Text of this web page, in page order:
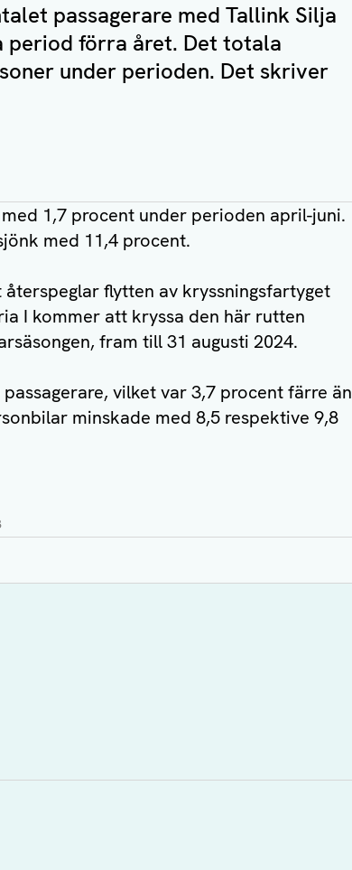
passagerare med Tallink Silja
period förra året. Det totala
under perioden. Det skriver
1,7 procent under perioden april-juni.
med 11,4 procent.
flytten av kryssningsfartyget
I kommer att kryssa den här rutten
fram till 31 augusti 2024.
vilket var 3,7 procent färre än
minskade med 8,5 respektive 9,8